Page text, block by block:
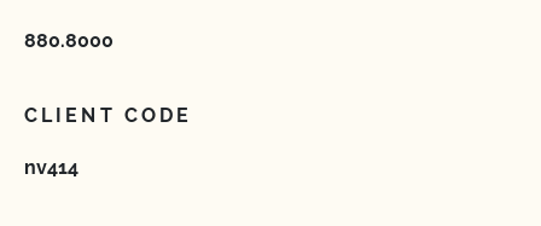
880.8000
CLIENT CODE
nv414